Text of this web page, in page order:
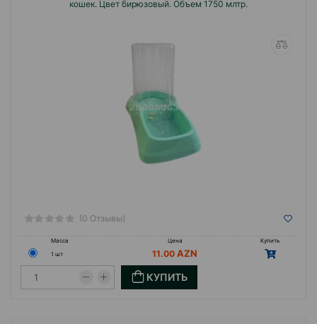
кошек. Цвет бирюзовый. Объем 1750 млтр.
(0 Отзывы)
Масса Цена
Купить
1 шт
11.00
КУПИТЬ